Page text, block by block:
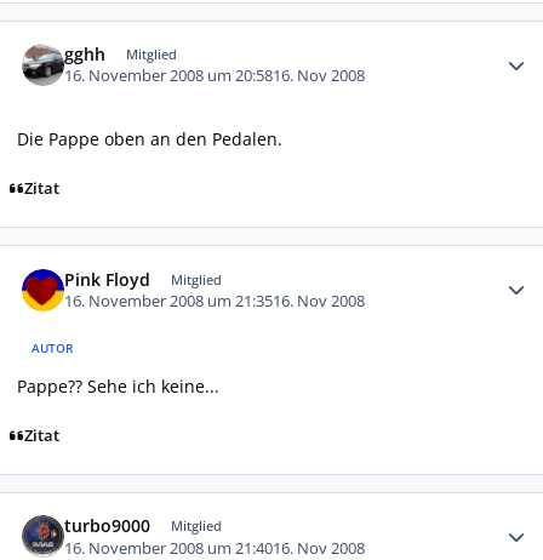
gghh Mitglied
16. November 2008 um 20:5816. Nov 2008
Die Pappe oben an den Pedalen.
Zitat
Pink Floyd Mitglied
16. November 2008 um 21:3516. Nov 2008
AUTOR
Pappe?? Sehe ich keine...
Zitat
turbo9000 Mitglied
16. November 2008 um 21:4016. Nov 2008